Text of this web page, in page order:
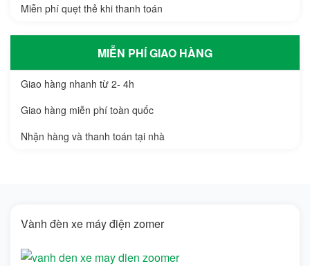
Miễn phí quẹt thẻ khi thanh toán
MIỄN PHÍ GIAO HÀNG
Giao hàng nhanh từ 2- 4h
Giao hàng miễn phí toàn quốc
Nhận hàng và thanh toán tại nhà
Vành đèn xe máy điện zomer